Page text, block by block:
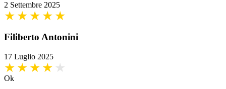
2 Settembre 2025
Filiberto Antonini
17 Luglio 2025
Ok